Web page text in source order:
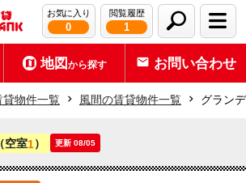
お気に入り
0
閲覧履歴
1
地図から探す お問い合わせ
貸物件一覧 風間の賃貸物件一覧 グラン
（空室1） 更新 08/05